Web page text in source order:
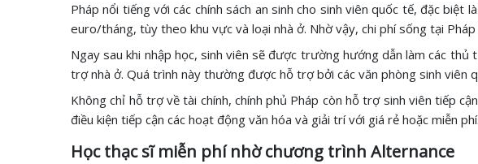
Pháp nổi tiếng với các chính sách an sinh cho sinh viên quốc tế, đặc
euro/tháng, tùy theo khu vực và loại nhà ở. Nhờ vậy, chi phí sống tại
Ngay sau khi nhập học, sinh viên sẽ được trường hướng dẫn làm các
trợ nhà ở. Quá trình này thường được hỗ trợ bởi các văn phòng sinh viên
Không chỉ hỗ trợ về tài chính, chính phủ Pháp còn hỗ trợ sinh viên tiếp
điều kiện tiếp cận các hoạt động văn hóa và giải trí với giá rẻ hoặc miễn phí.
Học thạc sĩ miễn phí nhờ chương trình Alternance